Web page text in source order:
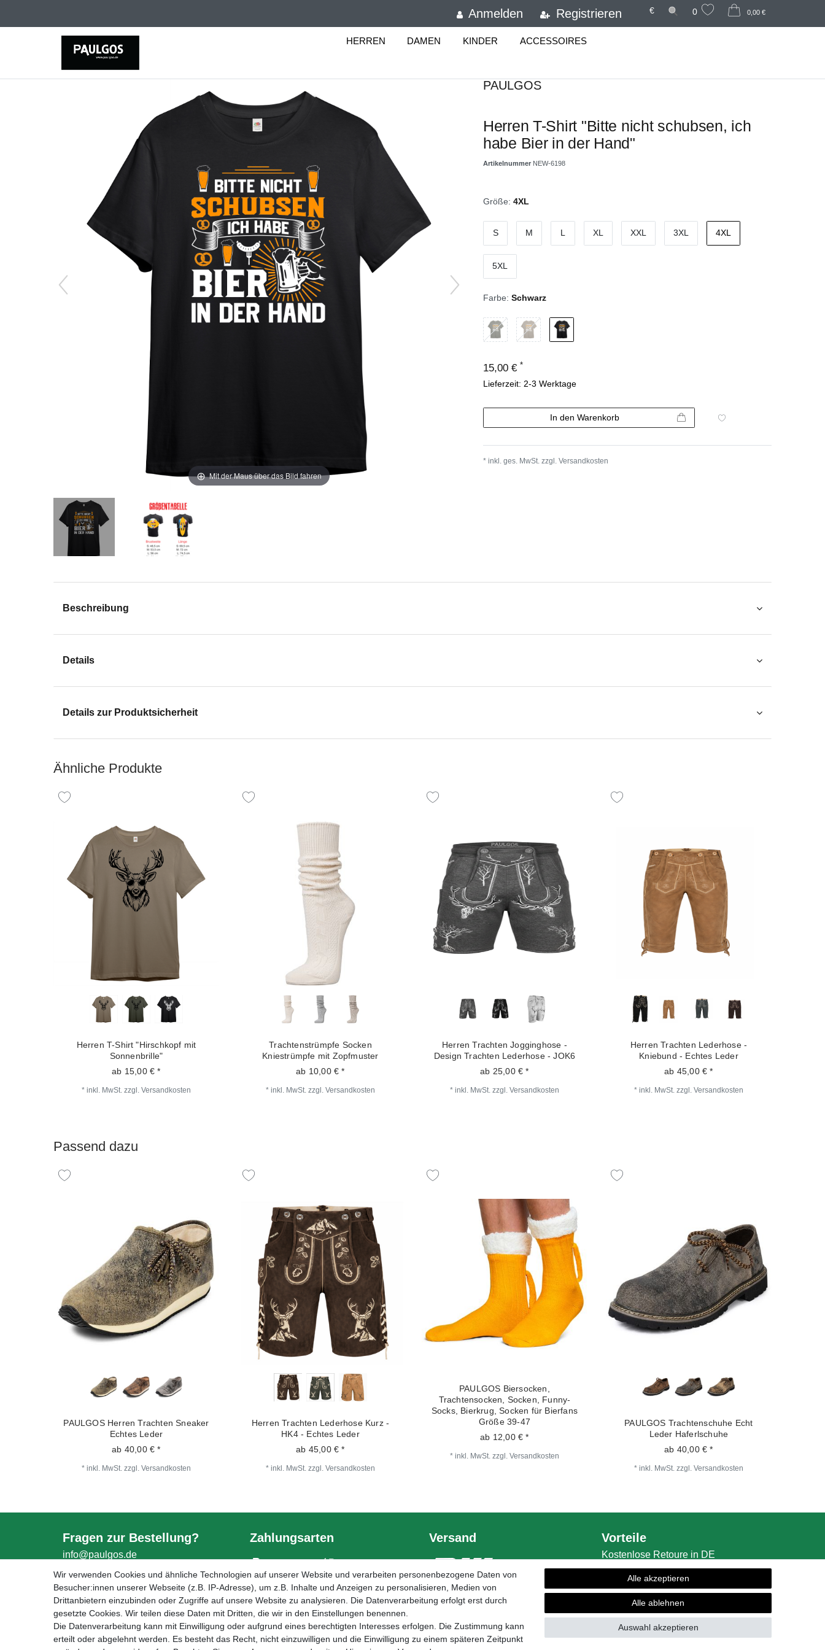
Anmelden Registrieren € 0 0,00 €
HERREN DAMEN KINDER ACCESSOIRES
Mit der Maus über das Bild fahren
PAULGOS
Herren T-Shirt "Bitte nicht schubsen, ich
habe Bier in der Hand"
Artikelnummer NEW-6198
Größe: 4XL
S M L XL XXL 3XL 4XL
5XL
Farbe: Schwarz
15,00 € *
Lieferzeit: 2-3 Werktage
In den Warenkorb
* inkl. ges. MwSt. zzgl. Versandkosten
Beschreibung
Details
Details zur Produktsicherheit
Ähnliche Produkte
Herren T-Shirt "Hirschkopf mit
Sonnenbrille"
ab 15,00 € *
* inkl. MwSt. zzgl. Versandkosten
Trachtenstrümpfe Socken
Kniestrümpfe mit Zopfmuster
ab 10,00 € *
* inkl. MwSt. zzgl. Versandkosten
Herren Trachten Jogginghose -
Design Trachten Lederhose - JOK6
ab 25,00 € *
* inkl. MwSt. zzgl. Versandkosten
Herren Trachten Lederhose -
Kniebund - Echtes Leder
ab 45,00 € *
* inkl. MwSt. zzgl. Versandkosten
Passend dazu
PAULGOS Herren Trachten Sneaker
Echtes Leder
ab 40,00 € *
* inkl. MwSt. zzgl. Versandkosten
Herren Trachten Lederhose Kurz -
HK4 - Echtes Leder
ab 45,00 € *
* inkl. MwSt. zzgl. Versandkosten
PAULGOS Biersocken,
Trachtensocken, Socken, Funny-
Socks, Bierkrug, Socken für Bierfans
Größe 39-47
ab 12,00 € *
* inkl. MwSt. zzgl. Versandkosten
PAULGOS Trachtenschuhe Echt
Leder Haferlschuhe
ab 40,00 € *
* inkl. MwSt. zzgl. Versandkosten
Fragen zur Bestellung?
info@paulgos.de
Zahlungsarten Versand Vorteile
Kostenlose Retoure in DE
Schneller Versand
Wir verwenden Cookies und ähnliche Technologien auf unserer Website und verarbeiten personenbezogene Daten von
Besucher:innen unserer Webseite (z.B. IP-Adresse), um z.B. Inhalte und Anzeigen zu personalisieren, Medien von
Drittanbietern einzubinden oder Zugriffe auf unsere Website zu analysieren. Die Datenverarbeitung erfolgt erst durch
gesetzte Cookies. Wir teilen diese Daten mit Dritten, die wir in den Einstellungen benennen.
Die Datenverarbeitung kann mit Einwilligung oder aufgrund eines berechtigten Interesses erfolgen. Die Zustimmung kann
erteilt oder abgelehnt werden. Es besteht das Recht, nicht einzuwilligen und die Einwilligung zu einem späteren Zeitpunkt
Alle akzeptieren
Alle ablehnen
Auswahl akzeptieren